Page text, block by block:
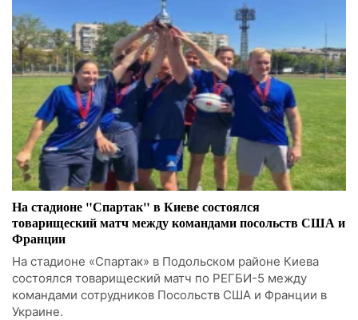
На стадионе "Спартак" в Киеве состоялся
товарищеский матч между командами посольств США и
Франции
На стадионе «Спартак» в Подольском районе Киева
состоялся товарищеский матч по РЕГБИ-5 между
командами сотрудников Посольств США и Франции в
Украине.